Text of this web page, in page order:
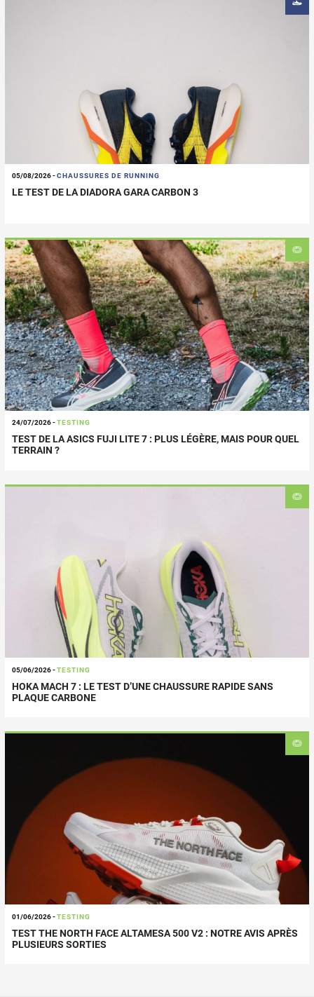
05/08/2026-CHAUSSURES DE RUNNING
LE TEST DE LA DIADORA GARA CARBON 3
24/07/2026-TESTING
TEST DE LA ASICS FUJI LITE 7 : PLUS LÉGÈRE, MAIS POUR QUEL
TERRAIN ?
05/06/2026-TESTING
HOKA MACH 7 : LE TEST D’UNE CHAUSSURE RAPIDE SANS
PLAQUE CARBONE
01/06/2026-TESTING
TEST THE NORTH FACE ALTAMESA 500 V2 : NOTRE AVIS APRÈS
PLUSIEURS SORTIES